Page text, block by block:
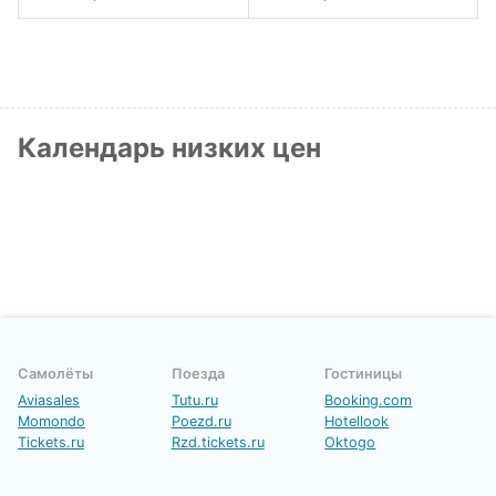
Календарь низких цен
Самолёты
Aviasales
Momondo
Tickets.ru
Поезда
Tutu.ru
Poezd.ru
Rzd.tickets.ru
Гостиницы
Booking.com
Hotellook
Oktogo